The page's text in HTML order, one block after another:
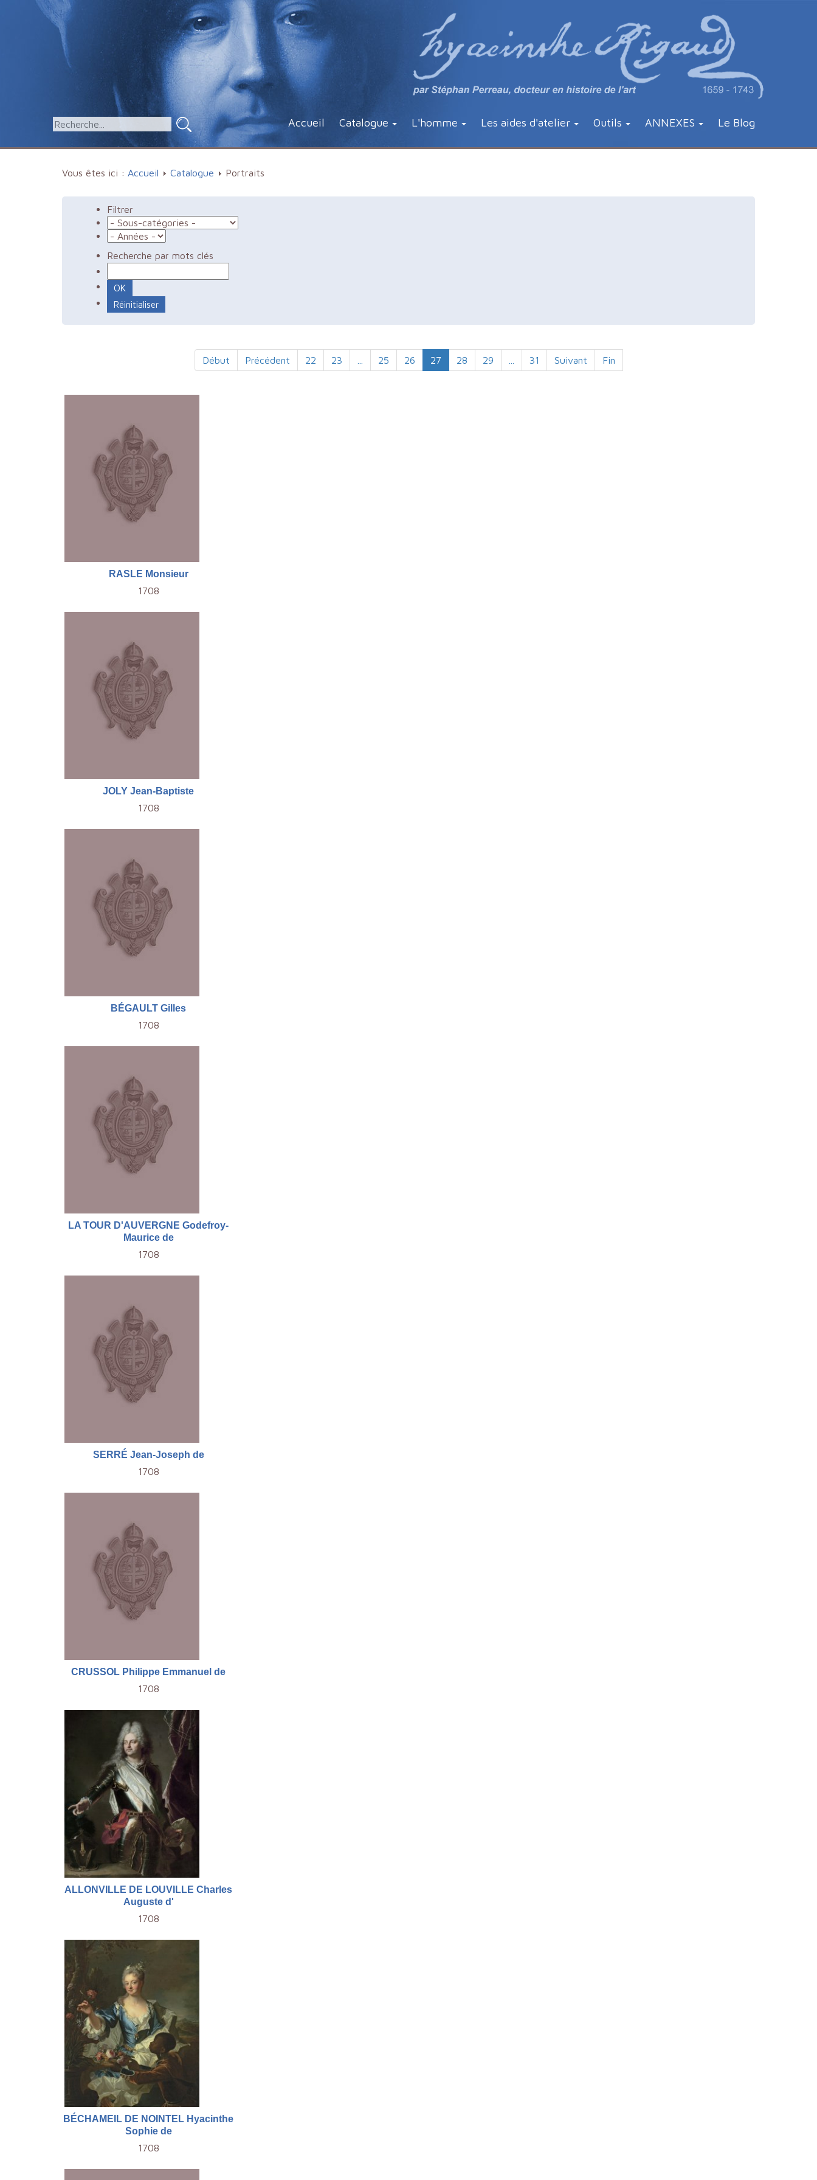
Accueil Catalogue L'homme Les aides d'atelier Outils ANNEXES Le Blog
Vous êtes ici : Accueil Catalogue Portraits
Filtrer
Recherche par mots clés
Début Précédent 22 23 25 26 27 28 29 31 Suivant Fin
RASLE Monsieur
1708
JOLY Jean-Baptiste
1708
BÉGAULT Gilles
1708
LA TOUR D'AUVERGNE Godefroy-
Maurice de
1708
SERRÉ Jean-Joseph de
1708
CRUSSOL Philippe Emmanuel de
1708
ALLONVILLE DE LOUVILLE Charles
Auguste d'
1708
BÉCHAMEIL DE NOINTEL Hyacinthe
Sophie de
1708